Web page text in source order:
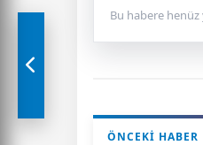
Bu habere henüz
ÖNCEKI HABER